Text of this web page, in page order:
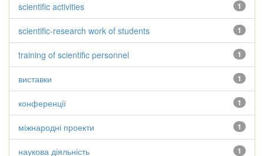
1
scientific activities
1
scientific-research work of students
1
training of scientific personnel
1
виставки
1
конференції
1
міжнародні проекти
1
наукова діяльність